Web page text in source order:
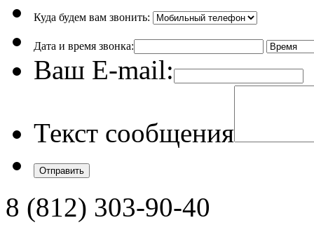
Куда будем вам звонить:
Дата и время звонка:
Ваш E-mail:
Текст сообщения
8 (812) 303-90-40